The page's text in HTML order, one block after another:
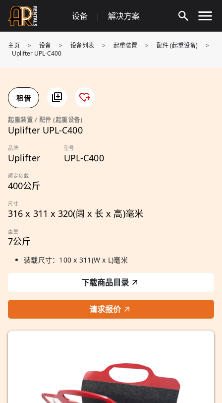
Skip
content
设备 | 解决方案
主页 > 设备 > 设备列表 > 起重装置 > 配件 (起重设备)
>
Uplifter UPL-C400
租借
起重装置 / 配件 (起重设备)
Uplifter UPL-C400
品牌
Uplifter
型号
UPL-C400
额定负载
400公斤
尺寸
316 x 311 x 320(阔 x 长 x 高)毫米
重量
7公斤
装载尺寸：100 x 311(W x L)毫米
下载商品目录
请求报价